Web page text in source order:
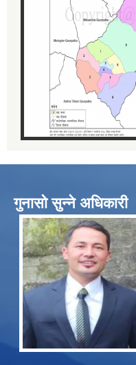
गुनासो सुन्ने अधिकारी